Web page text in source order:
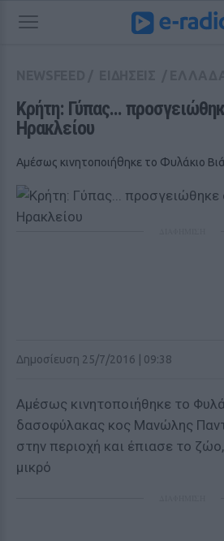
Κρήτη: Γύπας...
Ηρακλείου
Αμέσως κινητοποιήθηκε το Φυλάκιο
Δημοσίευση 25/7/2016 | 09:38
Αμέσως κινητοποιήθηκε το
δασοφύλακας κος Μανώλης
στην περιοχή και έπιασε το
μικρό